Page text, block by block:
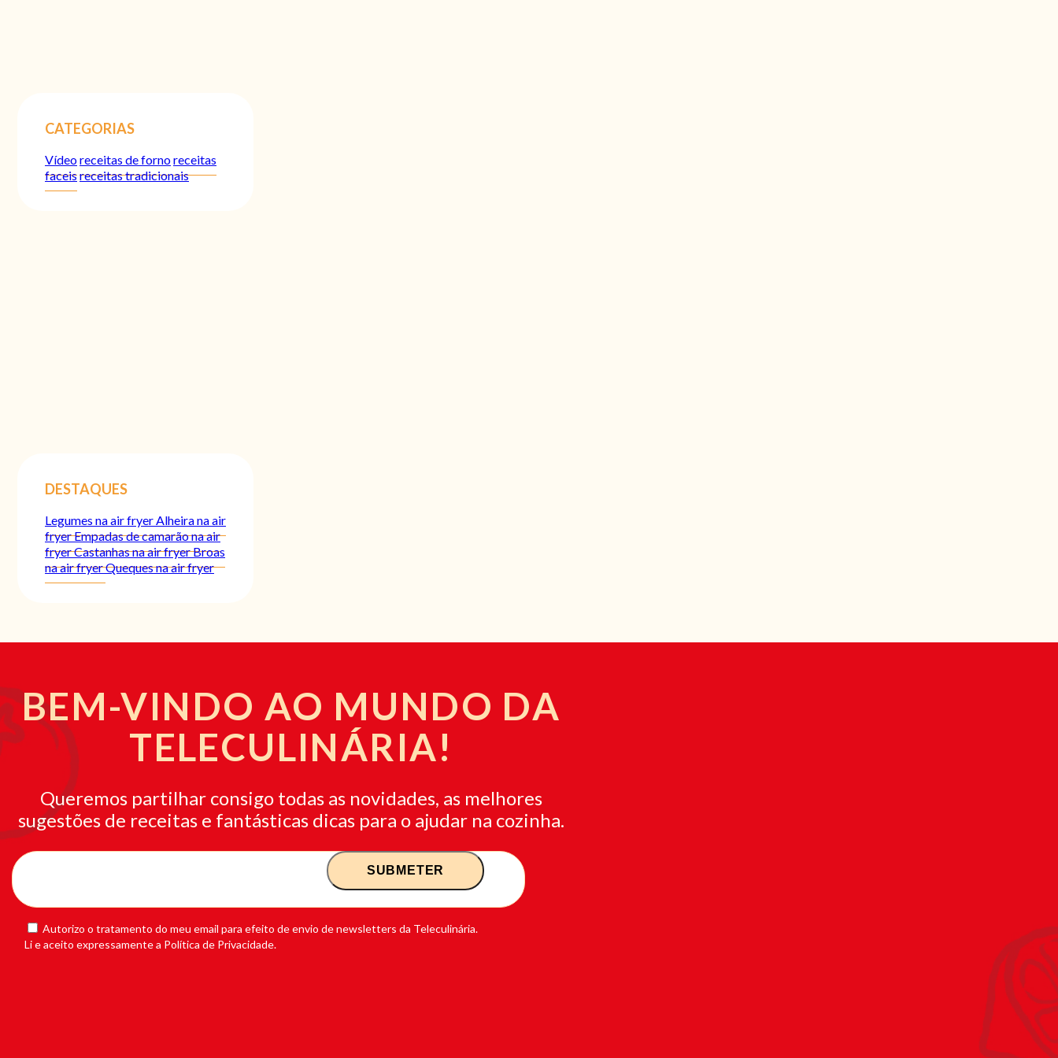
CATEGORIAS
Vídeoreceitas de fornoreceitas
faceisreceitas tradicionais
DESTAQUES
Legumes na air fryerAlheira na air
fryerEmpadas de camarão na air
fryerCastanhas na air fryerBroas
na air fryerQueques na air fryer
BEM-VINDO AO MUNDO DA
TELECULINÁRIA!
Queremos partilhar consigo todas as novidades, as melhores
sugestões de receitas e fantásticas dicas para o ajudar na cozinha.
Autorizo o tratamento do meu email para efeito de envio de newsletters da Teleculinária.
Li e aceito expressamente a Política de Privacidade.